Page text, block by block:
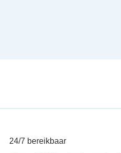
24/7 bereikbaar